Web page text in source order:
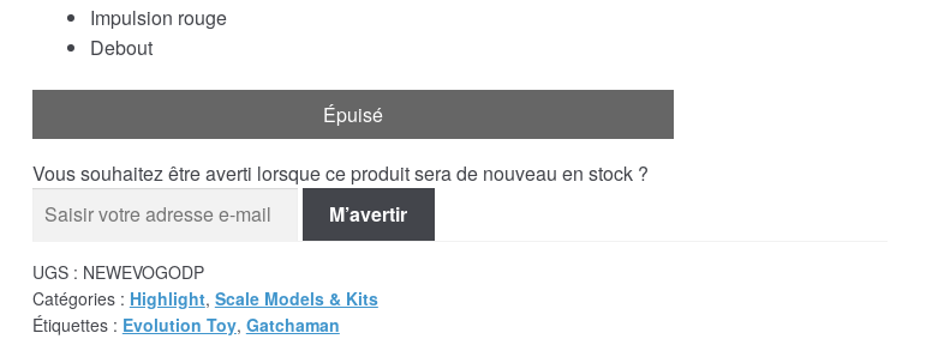
Impulsion rouge
Debout
Épuisé
Vous souhaitez être averti lorsque ce produit sera de nouveau en stock ?
M’avertir
UGS : NEWEVOGODP
Catégories : Highlight, Scale Models & Kits
Étiquettes : Evolution Toy, Gatchaman